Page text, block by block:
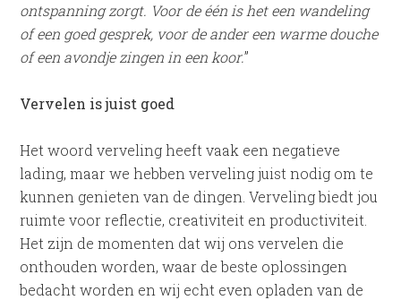
ontspanning zorgt. Voor de één is het een wandeling
of een goed gesprek, voor de ander een warme douche
of een avondje zingen in een koor.”
Vervelen is juist goed
Het woord verveling heeft vaak een negatieve
lading, maar we hebben verveling juist nodig om te
kunnen genieten van de dingen. Verveling biedt jou
ruimte voor reflectie, creativiteit en productiviteit.
Het zijn de momenten dat wij ons vervelen die
onthouden worden, waar de beste oplossingen
bedacht worden en wij echt even opladen van de